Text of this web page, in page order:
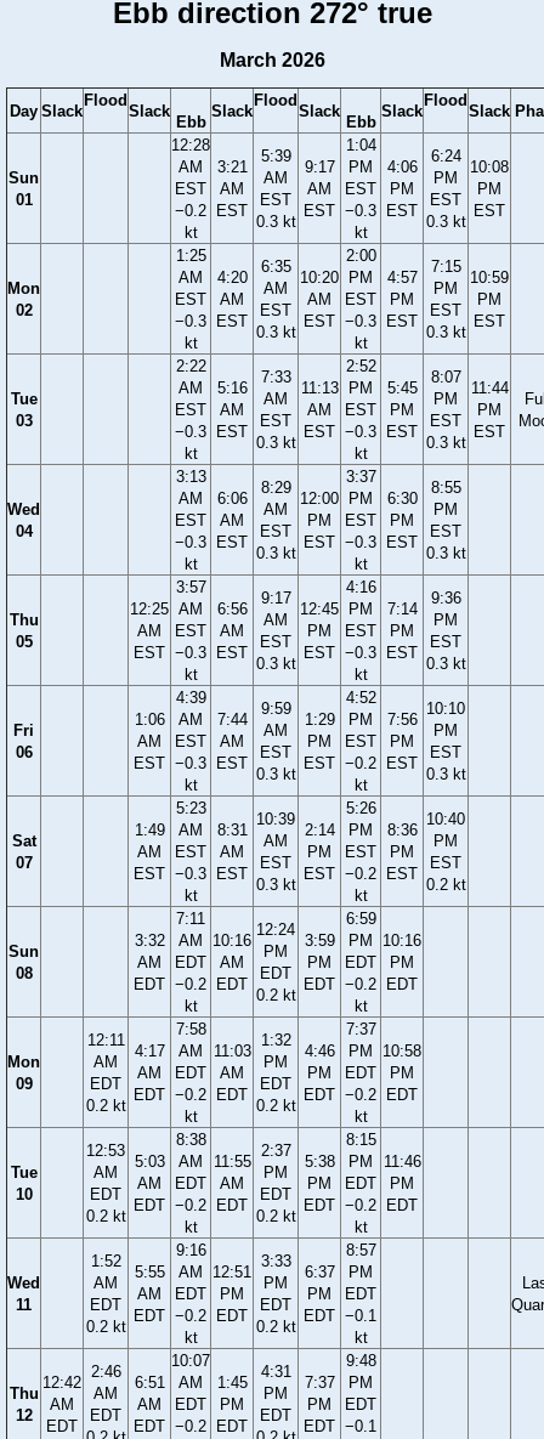
Ebb direction 272° true
March 2026
Day Slack
Flood
Slack
Ebb
Slack
Flood
Slack
Ebb
Slack
Flood
Slack
Sun
01
12:28
AM
EST
−0.2
kt
3:21
AM
EST
5:39
AM
EST
0.3 kt
9:17
AM
EST
1:04
PM
EST
−0.3
kt
4:06
PM
EST
6:24
PM
EST
0.3 kt
10:08
PM
EST
Mon
02
1:25
AM
EST
−0.3
kt
4:20
AM
EST
6:35
AM
EST
0.3 kt
10:20
AM
EST
2:00
PM
EST
−0.3
kt
4:57
PM
EST
7:15
PM
EST
0.3 kt
10:59
PM
EST
Tue
03
2:22
AM
EST
−0.3
kt
5:16
AM
EST
7:33
AM
EST
0.3 kt
11:13
AM
EST
2:52
PM
EST
−0.3
kt
5:45
PM
EST
8:07
PM
EST
0.3 kt
11:44
PM
EST
Wed
04
3:13
AM
EST
−0.3
kt
6:06
AM
EST
8:29
AM
EST
0.3 kt
12:00
PM
EST
3:37
PM
EST
−0.3
kt
6:30
PM
EST
8:55
PM
EST
0.3 kt
Thu
05
12:25
AM
EST
3:57
AM
EST
−0.3
kt
6:56
AM
EST
9:17
AM
EST
0.3 kt
12:45
PM
EST
4:16
PM
EST
−0.3
kt
7:14
PM
EST
9:36
PM
EST
0.3 kt
Fri
06
1:06
AM
EST
4:39
AM
EST
−0.3
kt
7:44
AM
EST
9:59
AM
EST
0.3 kt
1:29
PM
EST
4:52
PM
EST
−0.2
kt
7:56
PM
EST
10:10
PM
EST
0.3 kt
Sat
07
1:49
AM
EST
5:23
AM
EST
−0.3
kt
8:31
AM
EST
10:39
AM
EST
0.3 kt
2:14
PM
EST
5:26
PM
EST
−0.2
kt
8:36
PM
EST
10:40
PM
EST
0.2 kt
Sun
08
3:32
AM
EDT
7:11
AM
EDT
−0.2
kt
10:16
AM
EDT
12:24
PM
EDT
0.2 kt
3:59
PM
EDT
6:59
PM
EDT
−0.2
kt
10:16
PM
EDT
Mon
09
12:11
AM
EDT
0.2 kt
4:17
AM
EDT
7:58
AM
EDT
−0.2
kt
11:03
AM
EDT
1:32
PM
EDT
0.2 kt
4:46
PM
EDT
7:37
PM
EDT
−0.2
kt
10:58
PM
EDT
Tue
10
12:53
AM
EDT
0.2 kt
5:03
AM
EDT
8:38
AM
EDT
−0.2
kt
11:55
AM
EDT
2:37
PM
EDT
0.2 kt
5:38
PM
EDT
8:15
PM
EDT
−0.2
kt
11:46
PM
EDT
Wed
11
1:52
AM
EDT
0.2 kt
5:55
AM
EDT
9:16
AM
EDT
−0.2
kt
12:51
PM
EDT
3:33
PM
EDT
0.2 kt
6:37
PM
EDT
8:57
PM
EDT
−0.1
kt
Thu
12
12:42
AM
EDT
2:46
AM
EDT
6:51
AM
EDT
10:07
AM
EDT
−0.2
1:45
PM
EDT
4:31
PM
EDT
7:37
PM
EDT
9:48
PM
EDT
−0.1